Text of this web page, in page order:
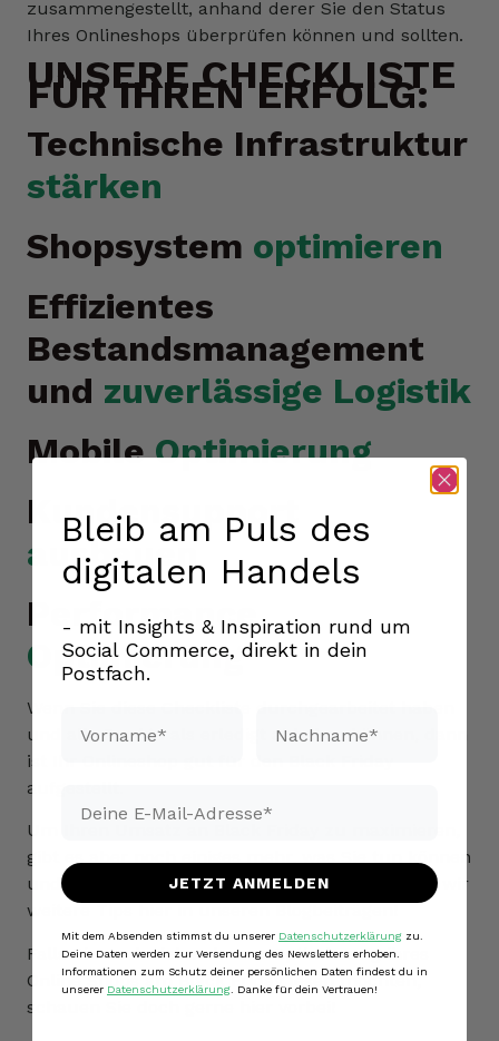
zusammengestellt, anhand derer Sie den Status
Ihres Onlineshops überprüfen können und sollten.
UNSERE CHECKLISTE
FÜR IHREN ERFOLG:
Technische Infrastruktur
stärken
Shopsystem optimieren
Effizientes
Bestandsmanagement
und zuverlässige Logistik
MobileOptimierung
Kundensupport
ausbauen
Performance
Optimierung
Wenn Sie diese Checkliste durchgearbeitet haben
und alle Punkte als erledigt abhaken können, dann
ist Ihr Onlineshop gut für den Black Friday
aufgestellt.
Um Ihren Umsatz an Black Friday zu maximieren,
gibt es aber noch einiges mehr, was Sie tun können
und sollten.
In den kommenden Wochen teilen wir
weitere Tips hier in unseren Blogbeiträgen!
Falls Sie noch viel mehr zur Optimierung ihres
Online Shops am Black Friday lesen möchten,
schauen Sie doch gerne
Bleib am Puls des
digitalen Handels
- mit Insights & Inspiration rund um
Social Commerce, direkt in dein
Postfach.
JETZT ANMELDEN
Mit dem Absenden stimmst du unserer Datenschutzerklärung zu.
Deine Daten werden zur Versendung des Newsletters erhoben.
Informationen zum Schutz deiner persönlichen Daten findest du in
unserer Datenschutzerklärung . Danke für dein Vertrauen!